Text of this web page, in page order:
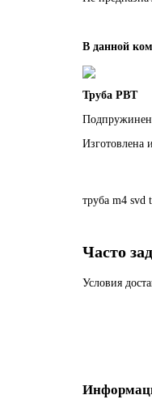
В данной
Труба PBT
Изготовлена
труба m4 svd
Часто
Условия